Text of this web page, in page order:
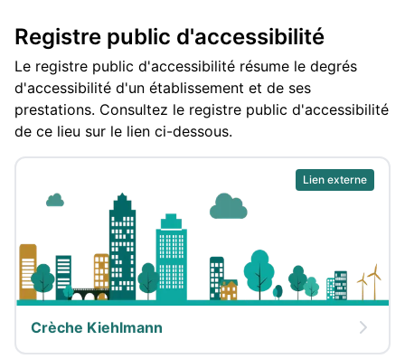
Registre public d'accessibilité
Le registre public d'accessibilité résume le degrés
d'accessibilité d'un établissement et de ses
prestations. Consultez le registre public d'accessibilité
de ce lieu sur le lien ci-dessous.
Lien externe
Crèche Kiehlmann